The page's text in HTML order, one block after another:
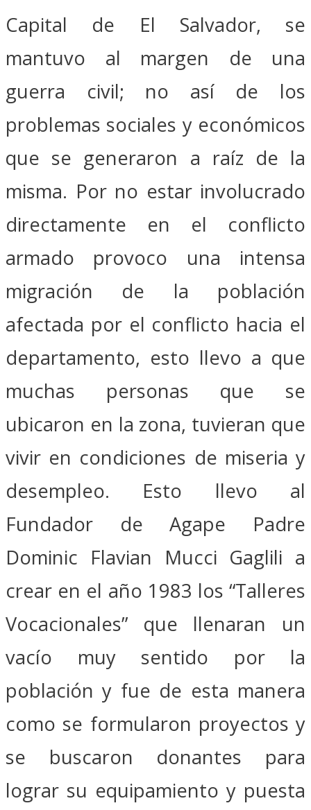
Capital de El Salvador, se
mantuvo al margen de una
guerra civil; no así de los
problemas sociales y económicos
que se generaron a raíz de la
misma. Por no estar involucrado
directamente en el conflicto
armado provoco una intensa
migración de la población
afectada por el conflicto hacia el
departamento, esto llevo a que
muchas personas que se
ubicaron en la zona, tuvieran que
vivir en condiciones de miseria y
desempleo. Esto llevo al
Fundador de Agape Padre
Dominic Flavian Mucci Gaglili a
crear en el año 1983 los “Talleres
Vocacionales” que llenaran un
vacío muy sentido por la
población y fue de esta manera
como se formularon proyectos y
se buscaron donantes para
lograr su equipamiento y puesta